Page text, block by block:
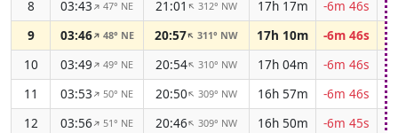
8
03:43↑47° NE 21:01↑312° NW 17h 17m
-6m 46s
9
03:46↑ 48° NE 20:57↑311° NW 17h 10m
-6m 46s
10
03:49↑49° NE 20:54↑310° NW 17h 04m
-6m 46s
11
03:53↑50° NE 20:50↑309° NW 16h 57m
-6m 46s
12
03:56↑51° NE 20:46↑309° NW 16h 50m
-6m 45s